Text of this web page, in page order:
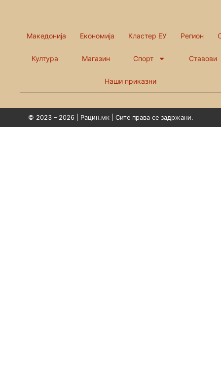
Македонија Економија Кластер ЕУ Регион
Култура Магазин Спорт Ставови
Наши приказни
© 2023 – 2026 | Рацин.мк | Сите права се задржани.